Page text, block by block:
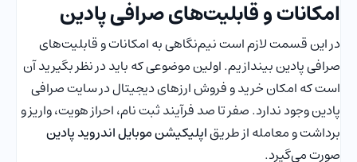
امکانات و قابلیت‌های صرافی پادین
در این قسمت لازم است نیم‌نگاهی به امکانات و قابلیت‌های
صرافی پادین بیندازیم. اولین موضوعی که باید در نظر بگیرید آن
است که امکان خرید و فروش ارزهای دیجیتال در سایت صرافی
پادین وجود ندارد. صفر تا صد فرآیند ثبت نام، احراز هویت، واریز و
برداشت و معامله از طریقاپلیکیشن موبایل اندروید پادین
صورت می‌گیرد.